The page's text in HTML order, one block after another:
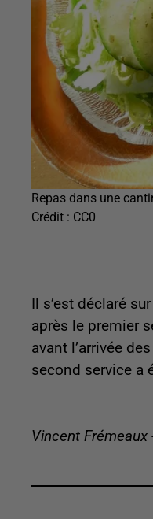
Repas dans une
Crédit : CC0
Il s’est déclaré
après le premier
avant l’arrivée
second service a
Vincent Frémeaux